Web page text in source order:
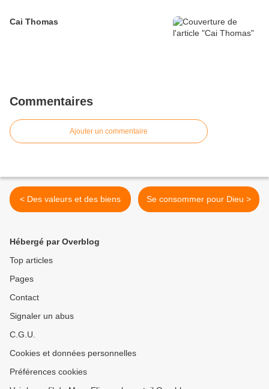
Cai Thomas
Commentaires
Ajouter un commentaire
< Des valeurs et des biens Se consommer pour Dieu >
Hébergé par Overblog
Top articles
Pages
Contact
Signaler un abus
C.G.U.
Cookies et données personnelles
Préférences cookies